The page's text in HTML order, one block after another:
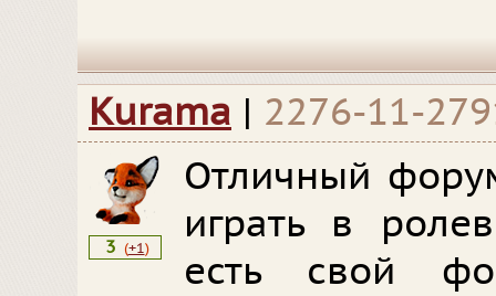
Kurama | 2276-11-
3 (+1)
Отличный
играть в
есть свой